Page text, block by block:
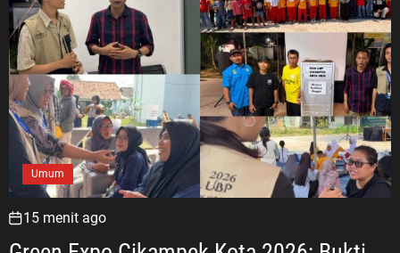
Umum
15 menit ago